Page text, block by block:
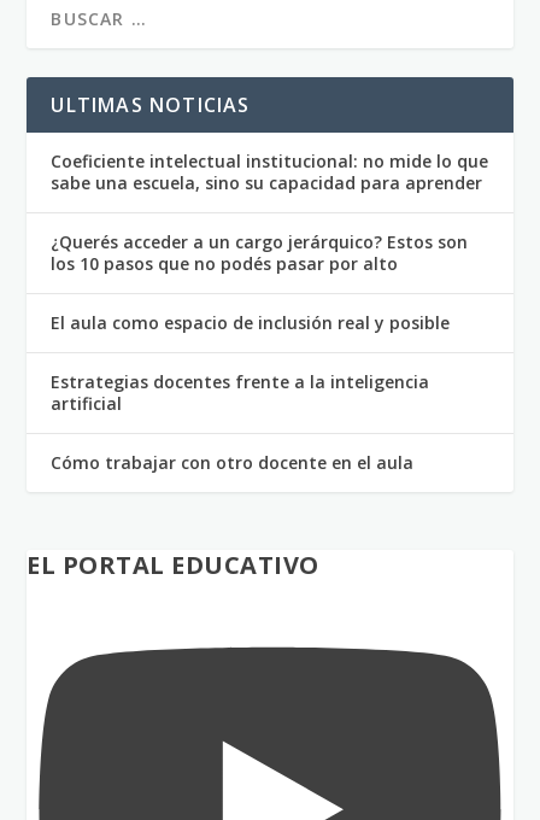
ULTIMAS NOTICIAS
Coeficiente intelectual institucional: no mide lo que
sabe una escuela, sino su capacidad para aprender
¿Querés acceder a un cargo jerárquico? Estos son
los 10 pasos que no podés pasar por alto
El aula como espacio de inclusión real y posible
Estrategias docentes frente a la inteligencia
artificial
Cómo trabajar con otro docente en el aula
EL PORTAL EDUCATIVO